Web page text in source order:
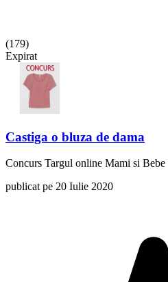
(179)
Expirat
Castiga o bluza de dama
Concurs Targul online Mami si Bebe
publicat pe 20 Iulie 2020